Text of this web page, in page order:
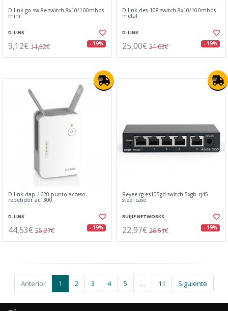
D-link go-sw-8e switch 8x10/100mbps
mini
D-LINK
9,12€ 11,32€ - 19%
D-link des-108 switch 8x10/100mbps
metal
D-LINK
25,00€ 31,03€ - 19%
D-link dap-1620 punto acceso
repetidor ac1300
D-LINK
44,53€ 55,27€ - 19%
Reyee rg-es105gd switch 5xgb rj45
steel case
RUIJIE NETWORKS
22,97€ 28,51€ - 19%
Anterior 1 2 3 4 5 … 11 Siguiente